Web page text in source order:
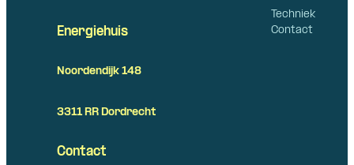
Techniek
Contact
Energiehuis
Noordendijk 148
3311 RR Dordrecht
Contact